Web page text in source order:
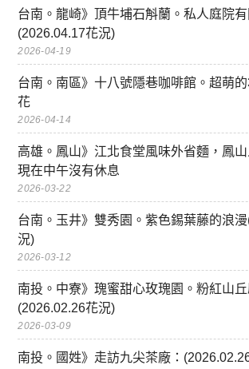
台南。龍崎》頂牛埔石斛蘭。私人庭院
(2026.04.17花況)
2026-04-19
台南。南區》十八號隱巷咖啡館。超萌
花
2026-04-14
高雄。鳳山》江北食堂風味外省麵，鳳山
現在中午沒有休息
2026-03-22
台南。玉井》雙秀園。紫色錫葉藤的浪
況)
2026-03-12
南投。中寮》瑰蜜甜心玫瑰園。粉紅山
(2026.02.26花況)
2026-03-09
南投。國姓》走訪九尖茶廠：